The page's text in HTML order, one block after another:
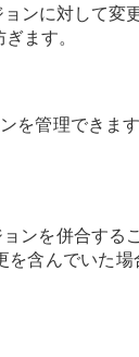
ンに対して変
ます。
を管理できま
ンを併合する
含んでいた